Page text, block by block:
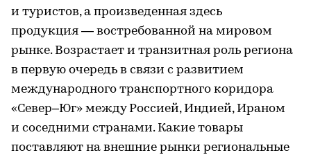
и туристов, а произведенная здесь
продукция — востребованной на мировом
рынке. Возрастает и транзитная роль региона
в первую очередь в связи с развитием
международного транспортного коридора
«Север–Юг» между Россией, Индией, Ираном
и соседними странами. Какие товары
поставляют на внешние рынки региональные